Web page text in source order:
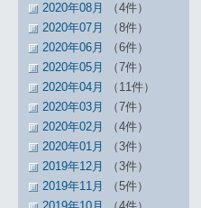
2020年08月
（4件）
2020年07月
（8件）
2020年06月
（6件）
2020年05月
（7件）
2020年04月
（11件）
2020年03月
（7件）
2020年02月
（4件）
2020年01月
（3件）
2019年12月
（3件）
2019年11月
（5件）